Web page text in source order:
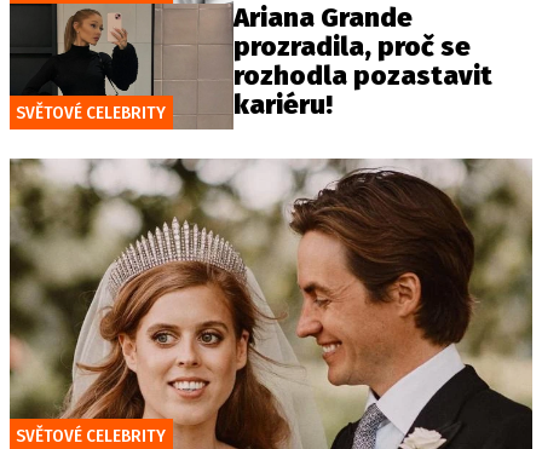
SVĚTOVÉ CELEBRITY
Ariana Grande
prozradila, proč se
rozhodla pozastavit
kariéru!
SVĚTOVÉ CELEBRITY